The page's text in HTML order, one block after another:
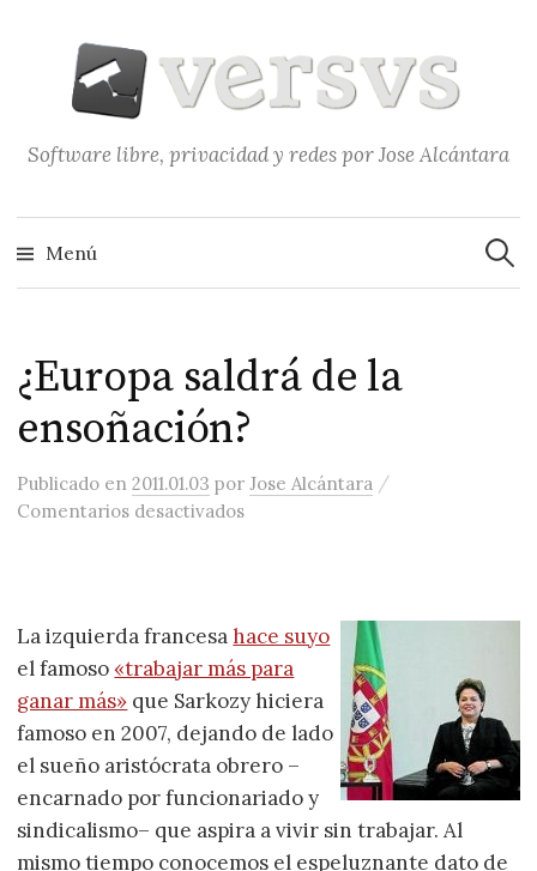
contenido
Software libre, privacidad y redes por Jose Alcántara
Menú
¿Europa saldrá de la
ensoñación?
Publicado en2011.01.03 porJose Alcántara /
Comentarios desactivadosen ¿Europa saldrá de la
La izquierda francesahace suyo
el famoso«trabajar más para
ganar más» que Sarkozy hiciera
famoso en 2007, dejando de lado
el sueño aristócrata obrero –
encarnado por funcionariado y
sindicalismo– que aspira a vivir sin trabajar. Al
mismo tiempo conocemos el espeluznante dato de